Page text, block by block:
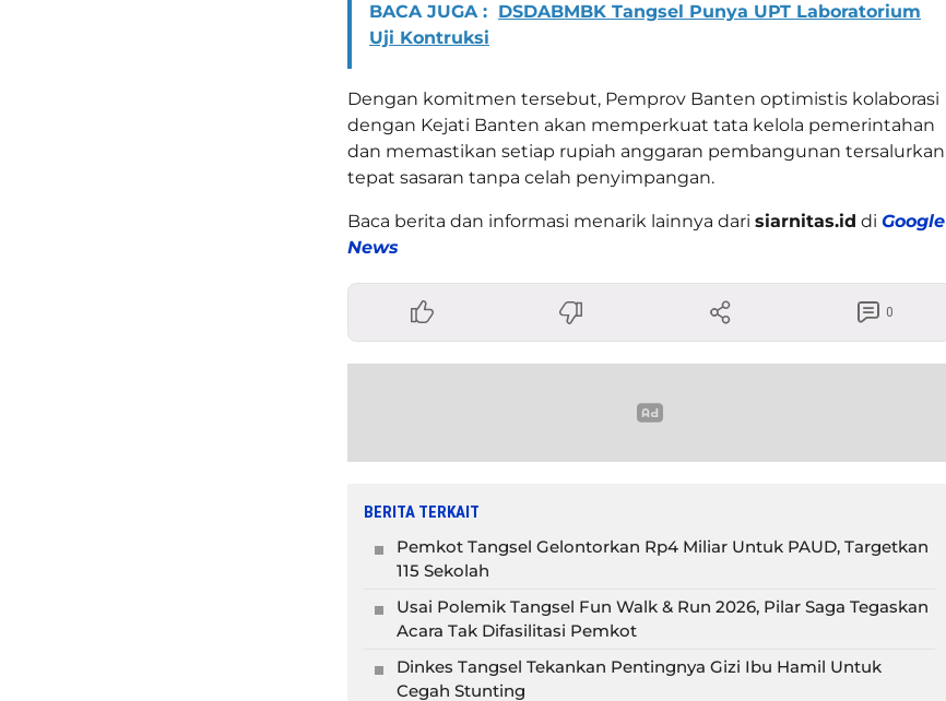
BACA JUGA : DSDABMBK Tangsel Punya UPT Laboratorium
Uji Kontruksi
Dengan komitmen tersebut, Pemprov Banten optimistis kolaborasi
dengan Kejati Banten akan memperkuat tata kelola pemerintahan
dan memastikan setiap rupiah anggaran pembangunan tersalurkan
tepat sasaran tanpa celah penyimpangan.
Baca berita dan informasi menarik lainnya dari siarnitas.id di Google
News
0
BERITA TERKAIT
Pemkot Tangsel Gelontorkan Rp4 Miliar Untuk PAUD, Targetkan
115 Sekolah
Usai Polemik Tangsel Fun Walk & Run 2026, Pilar Saga Tegaskan
Acara Tak Difasilitasi Pemkot
Dinkes Tangsel Tekankan Pentingnya Gizi Ibu Hamil Untuk
Cegah Stunting